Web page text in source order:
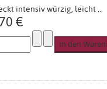
intensiv würzig, leicht ...
€